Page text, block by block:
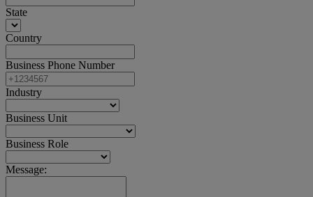
State
Country
Business Phone Number
Industry
Business Unit
Business Role
Message: